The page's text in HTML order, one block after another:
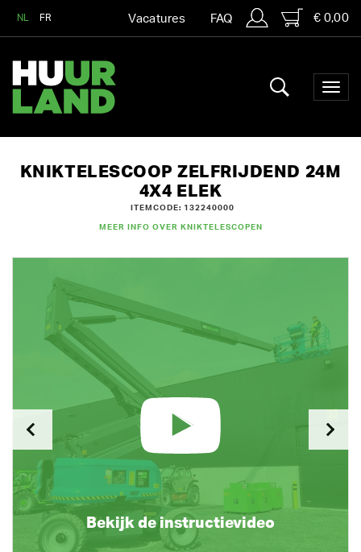
NL FR Vacatures FAQ € 0,00
KNIKTELESCOOP ZELFRIJDEND 24M
4X4 ELEK
ITEMCODE: 132240000
MEER INFO OVER KNIKTELESCOPEN
Bekijk de instructievideo